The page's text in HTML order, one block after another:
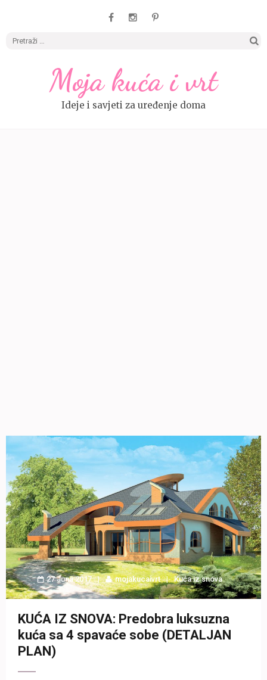
Moja kuća i vrt
Ideje i savjeti za uređenje doma
27 Juna 2017 mojakucaivrt Kuća iz snova
KUĆA IZ SNOVA: Predobra luksuzna
kuća sa 4 spavaće sobe (DETALJAN
PLAN)